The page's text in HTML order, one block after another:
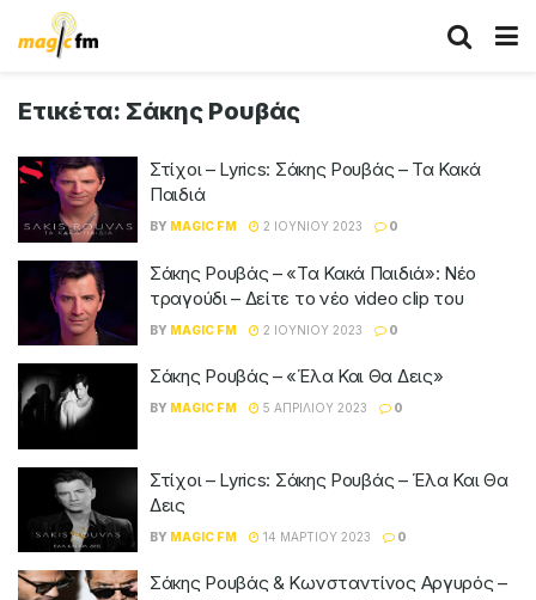
Ετικέτα: Σάκης Ρουβάς
Στίχοι – Lyrics: Σάκης Ρουβάς – Τα Κακά
Παιδιά
BY MAGIC FM 2 ΙΟΥΝΊΟΥ 2023 0
Σάκης Ρουβάς – «Τα Κακά Παιδιά»: Νέο
τραγούδι – Δείτε το νέο video clip του
BY MAGIC FM 2 ΙΟΥΝΊΟΥ 2023 0
Σάκης Ρουβάς – «Έλα Και Θα Δεις»
BY MAGIC FM 5 ΑΠΡΙΛΊΟΥ 2023 0
Στίχοι – Lyrics: Σάκης Ρουβάς – Έλα Και Θα
Δεις
BY MAGIC FM 14 ΜΑΡΤΊΟΥ 2023 0
Σάκης Ρουβάς & Κωνσταντίνος Αργυρός –